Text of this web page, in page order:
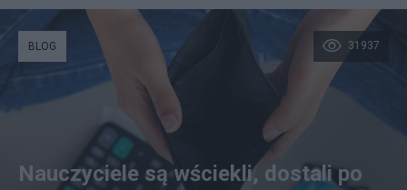
31937
BLOG
Nauczyciele są wściekli, dostali po